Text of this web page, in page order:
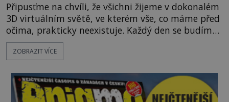
Připusťme na chvíli, že všichni žijeme v dokonalém
3D virtuálním světě, ve kterém vše, co máme před
očima, prakticky neexistuje. Každý den se budíme
do počítačové simulace, která je do určité míry k
nerozeznání od skutečného světa. Tato
skutečnosti však jde o seriózní filozofickou hypoté
ZOBRAZIT VÍCE